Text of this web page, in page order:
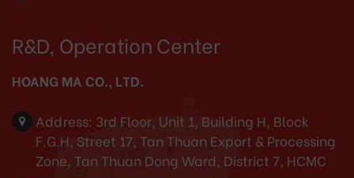
R&D, Operation Center
HOANG MA CO., LTD.
Address: 3rd Floor, Unit 1, Building H, Block
F.G.H, Street 17, Tan Thuan Export & Processing
Zone, Tan Thuan Dong Ward, District 7, HCMC